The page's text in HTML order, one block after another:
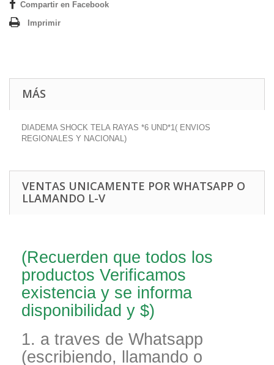
Compartir en Facebook
Imprimir
MÁS
DIADEMA SHOCK TELA RAYAS *6 UND*1( ENVIOS
REGIONALES Y NACIONAL)
VENTAS UNICAMENTE POR WHATSAPP O
LLAMANDO L-V
(Recuerden que todos los
productos Verificamos
existencia y se informa
disponibilidad y $)
1. a traves de Whatsapp
(escribiendo, llamando o